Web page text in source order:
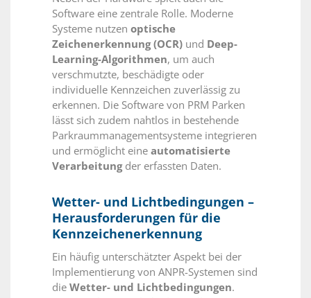
Software eine zentrale Rolle. Moderne
Systeme nutzen optische
Zeichenerkennung (OCR) und Deep-
Learning-Algorithmen, um auch
verschmutzte, beschädigte oder
individuelle Kennzeichen zuverlässig zu
erkennen. Die Software von PRM Parken
lässt sich zudem nahtlos in bestehende
Parkraummanagementsysteme integrieren
und ermöglicht eine automatisierte
Verarbeitungder erfassten Daten.
Wetter- und Lichtbedingungen –
Herausforderungen für die
Kennzeichenerkennung
Ein häufig unterschätzter Aspekt bei der
Implementierung von ANPR-Systemen sind
die Wetter- und Lichtbedingungen.